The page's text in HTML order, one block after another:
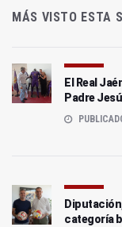
MÁS VISTO ESTA
El Real
Padre
categoría